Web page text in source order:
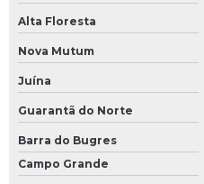
Alta Floresta
Nova Mutum
Juína
Guarantã do Norte
Barra do Bugres
Campo Grande